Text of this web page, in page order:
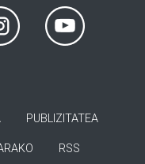
PUBLIZITATEA
RSS